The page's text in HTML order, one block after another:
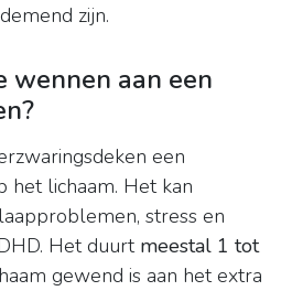
zijn.
wennen aan een
een
het lichaam. Het kan
stress en
Het duurt meestal 1 tot
gewend is aan het extra